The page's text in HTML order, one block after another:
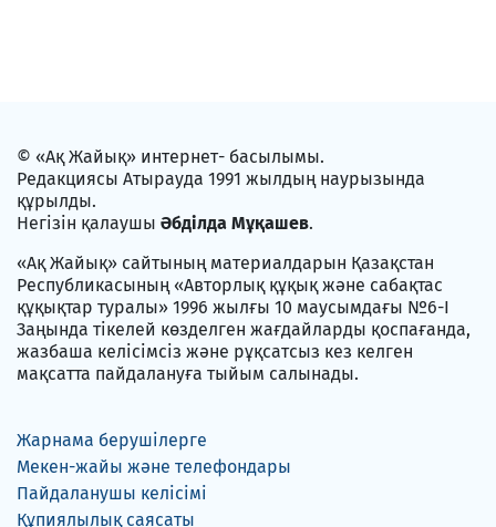
© «Ақ Жайық» интернет- басылымы.
Редакциясы Атырауда 1991 жылдың наурызында
құрылды.
Негізін қалаушы Әбділда Мұқашев.
«Ақ Жайық» сайтының материалдарын Қазақстан
Республикасының «Авторлық құқық және сабақтас
құқықтар туралы» 1996 жылғы 10 маусымдағы №6-I
Заңында тікелей көзделген жағдайларды қоспағанда,
жазбаша келісімсіз және рұқсатсыз кез келген
мақсатта пайдалануға тыйым салынады.
Жарнама берушілерге
Мекен-жайы және телефондары
Пайдаланушы келісімі
Құпиялылық саясаты